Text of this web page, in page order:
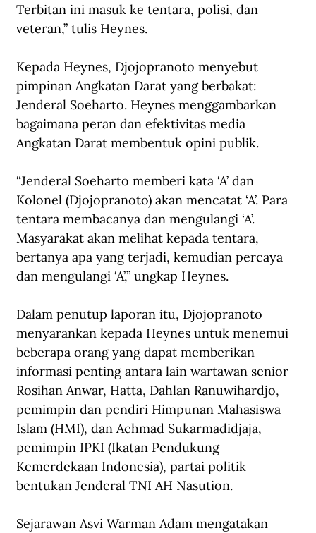
Terbitan ini masuk ke tentara, polisi, dan
veteran,” tulis Heynes.
Kepada Heynes, Djojopranoto menyebut
pimpinan Angkatan Darat yang berbakat:
Jenderal Soeharto. Heynes menggambarkan
bagaimana peran dan efektivitas media
Angkatan Darat membentuk opini publik.
“Jenderal Soeharto memberi kata ‘A’ dan
Kolonel (Djojopranoto) akan mencatat ‘A’. Para
tentara membacanya dan mengulangi ‘A’.
Masyarakat akan melihat kepada tentara,
bertanya apa yang terjadi, kemudian percaya
dan mengulangi ‘A’,” ungkap Heynes.
Dalam penutup laporan itu, Djojopranoto
menyarankan kepada Heynes untuk menemui
beberapa orang yang dapat memberikan
informasi penting antara lain wartawan senior
Rosihan Anwar, Hatta, Dahlan Ranuwihardjo,
pemimpin dan pendiri Himpunan Mahasiswa
Islam (HMI), dan Achmad Sukarmadidjaja,
pemimpin IPKI (Ikatan Pendukung
Kemerdekaan Indonesia), partai politik
bentukan Jenderal TNI AH Nasution.
Sejarawan Asvi Warman Adam mengatakan